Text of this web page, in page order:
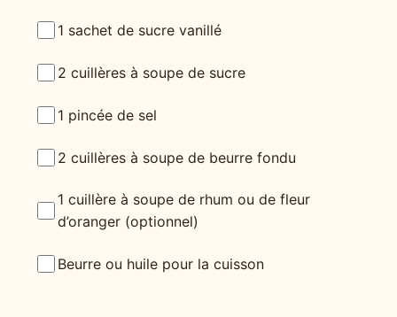
1 sachet de sucre vanillé
2 cuillères à soupe de sucre
1 pincée de sel
2 cuillères à soupe de beurre fondu
1 cuillère à soupe de rhum ou de fleur
d’oranger (optionnel)
Beurre ou huile pour la cuisson